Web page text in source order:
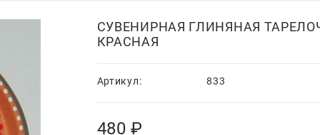
СУВЕНИРНАЯ ГЛИНЯНАЯ
КРАСНАЯ
Артикул: 833
480 ₽